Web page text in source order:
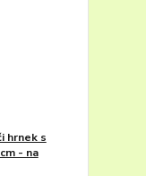
hrnek s
- na